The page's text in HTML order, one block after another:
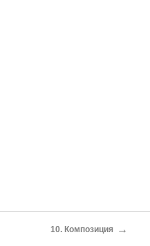
10. Композиция →